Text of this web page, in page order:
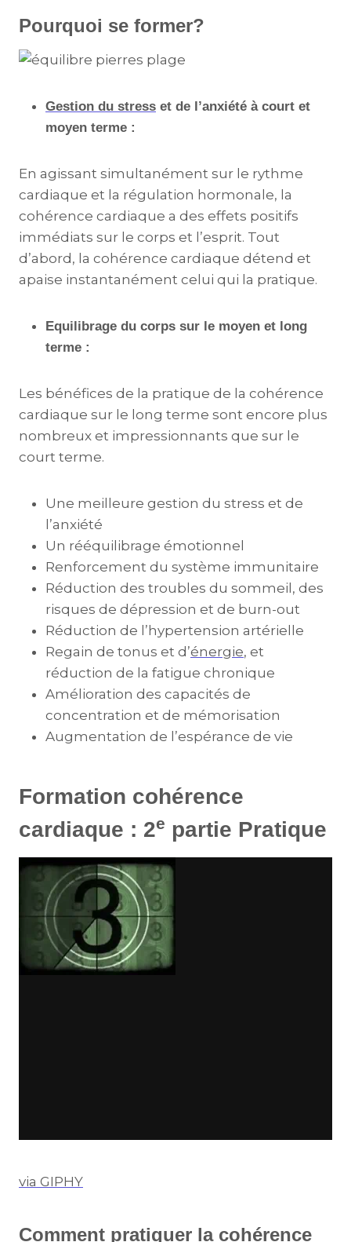
Pourquoi se former?
Gestion du stress et de l’anxiété à court et
moyen terme :
En agissant simultanément sur le rythme
cardiaque et la régulation hormonale, la
cohérence cardiaque a des effets positifs
immédiats sur le corps et l’esprit. Tout
d’abord, la cohérence cardiaque détend et
apaise instantanément celui qui la pratique.
Equilibrage du corps sur le moyen et long
terme :
Les bénéfices de la pratique de la cohérence
cardiaque sur le long terme sont encore plus
nombreux et impressionnants que sur le
court terme.
Une meilleure gestion du stress et de
l’anxiété
Un rééquilibrage émotionnel
Renforcement du système immunitaire
Réduction des troubles du sommeil, des
risques de dépression et de burn-out
Réduction de l’hypertension artérielle
Regain de tonus et d’énergie, et
réduction de la fatigue chronique
Amélioration des capacités de
concentration et de mémorisation
Augmentation de l’espérance de vie
Formation cohérence
cardiaque : 2e partie Pratique
via GIPHY
Comment pratiquer la cohérence